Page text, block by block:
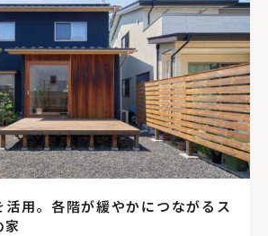
活用。各階が緩やかにつながるス
家